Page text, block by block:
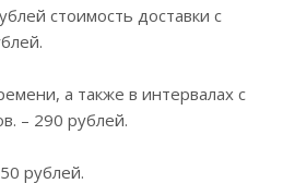
стоимость доставки с
а также в интервалах с
– 290 рублей.
рублей.